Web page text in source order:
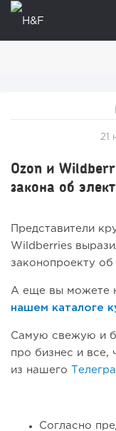
21
Ozon и
закона об
Представители
Wildberries
законопроекту об
А еще вы можете
нашем каталоге
Самую свежую и
про бизнес и все,
из нашего
Согласно